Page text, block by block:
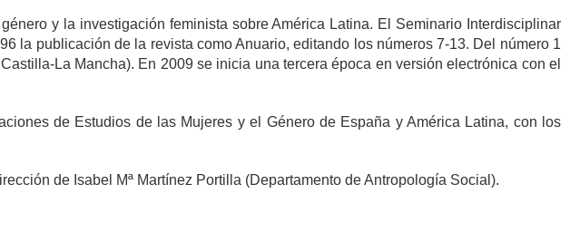
y la investigación feminista sobre América Latina. El Seminario Interdisciplinar
la publicación de la revista como Anuario, editando los números 7-13. Del número 1
La Mancha). En 2009 se inicia una tercera época en versión electrónica con el
de Estudios de las Mujeres y el Género de España y América Latina, con los
de Isabel Mª Martínez Portilla (Departamento de Antropología Social).